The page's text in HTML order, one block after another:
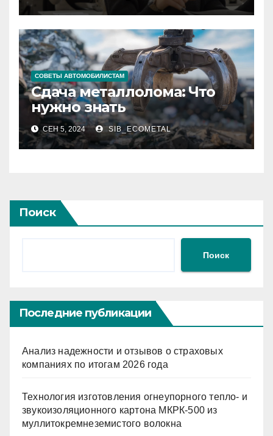
СОВЕТЫ АВТОМОБИЛИСТАМ
Сдача металлолома: Что
нужно знать
СЕН 5, 2024 SIB_ECOMETAL
Поиск
Поиск
Последние публикации
Анализ надежности и отзывов о страховых
компаниях по итогам 2026 года
Технология изготовления огнеупорного тепло- и
звукоизоляционного картона МКРК-500 из
муллитокремнеземистого волокна